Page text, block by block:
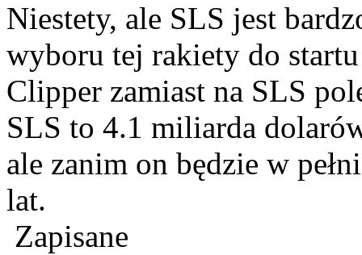
Niestety, ale SLS jest
wyboru tej rakiety do
Clipper zamiast na SLS
SLS to 4.1 miliarda
ale zanim on będzie w
lat.
Zapisane